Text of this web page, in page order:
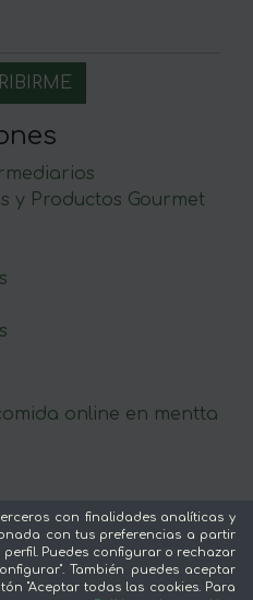
y Productos Gourmet
online en mentta
con finalidades analíticas y
con tus preferencias a partir
Puedes configurar o rechazar
También puedes aceptar
"Aceptar todas las cookies. Para